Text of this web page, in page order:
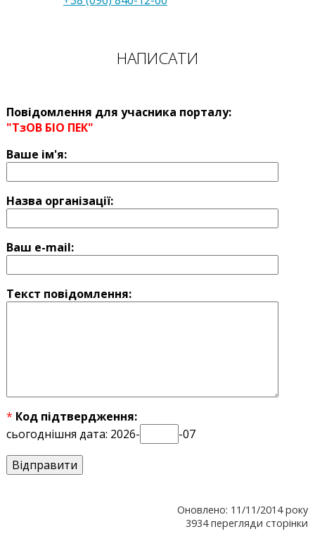
НАПИСАТИ
Повідомлення для учасника порталу:
"ТзОВ БІО ПЕК"
Ваше ім'я:
Назва оргaнізації:
Ваш e-mail:
Текст повідомлення:
* Код підтвердження:
сьогоднішня дата: 2026-
-07
Оновлено: 11/11/2014 року
3934 перегляди сторінки